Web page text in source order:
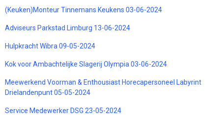
(Keuken)Monteur Tinnemans Keukens 03-06-2024
Adviseurs Parkstad Limburg 13-06-2024
Hulpkracht Wibra 09-05-2024
Kok voor Ambachtelijke Slagerij Olympia 03-06-2024
Meewerkend Voorman & Enthousiast Horecapersoneel Labyrint
Drielandenpunt 05-05-2024
Service Medewerker DSG 23-05-2024